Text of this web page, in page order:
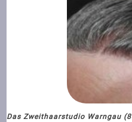
Das Zweithaarstudio Warngau